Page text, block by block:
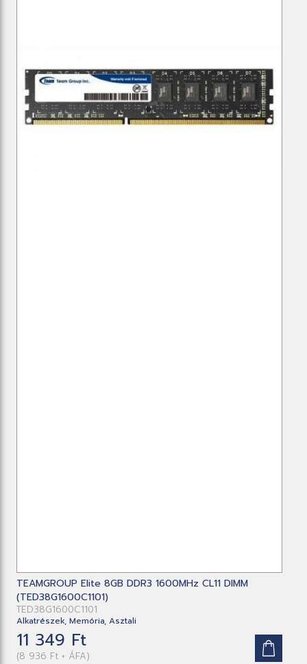
TEAMGROUP Elite 8GB DDR3 1600MHz CL11 DIMM
(TED38G1600C1101)
TED38G1600C1101
Alkatrészek, Memória, Asztali
11 349 Ft
(8 936 Ft + ÁFA)